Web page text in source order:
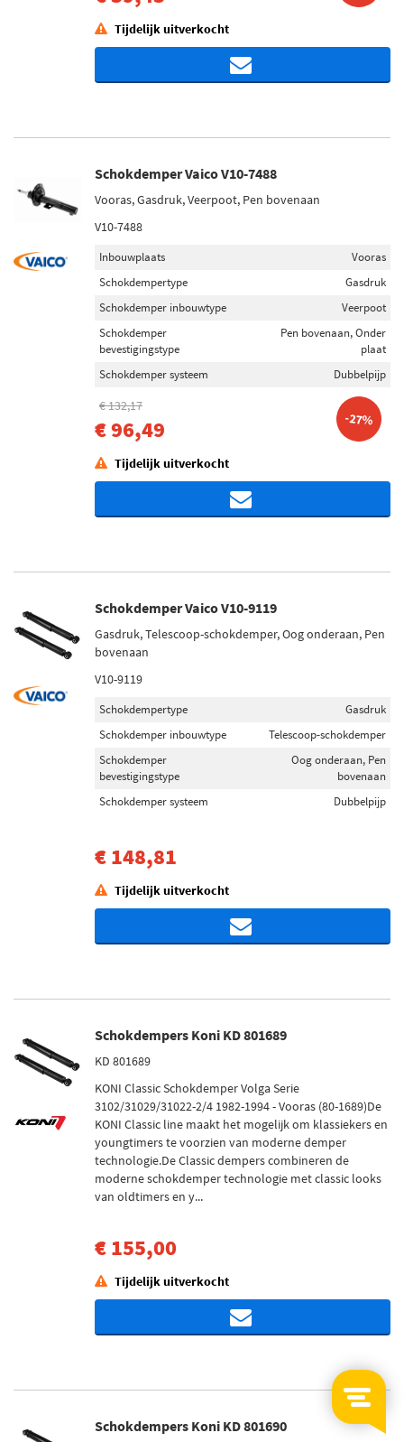
Tijdelijk uitverkocht
Schokdemper Vaico V10-7488
Vooras, Gasdruk, Veerpoot, Pen bovenaan
V10-7488
Inbouwplaats
Vooras
Schokdempertype
Gasdruk
Schokdemper inbouwtype
Veerpoot
Schokdemper
bevestigingstype
Pen bovenaan, Onder
plaat
Schokdemper systeem
Dubbelpijp
€ 132,17
€ 96,49 -27%
Tijdelijk uitverkocht
Schokdemper Vaico V10-9119
Gasdruk, Telescoop-schokdemper, Oog onderaan, Pen
bovenaan
V10-9119
Schokdempertype
Gasdruk
Schokdemper inbouwtype
Telescoop-schokdemper
Schokdemper
bevestigingstype
Oog onderaan, Pen
bovenaan
Schokdemper systeem
Dubbelpijp
€ 148,81
Tijdelijk uitverkocht
Schokdempers Koni KD 801689
KD 801689
KONI Classic Schokdemper Volga Serie
3102/31029/31022-2/4 1982-1994 - Vooras (80-1689)De
KONI Classic line maakt het mogelijk om klassiekers en
youngtimers te voorzien van moderne demper
technologie.De Classic dempers combineren de
moderne schokdemper technologie met classic looks
van oldtimers en y...
€ 155,00
Tijdelijk uitverkocht
Schokdempers Koni KD 801690